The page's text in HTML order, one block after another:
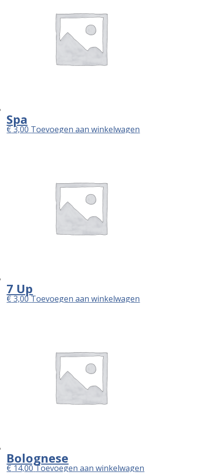
Spa
€3,00 Toevoegen aan winkelwagen
7 Up
€3,00 Toevoegen aan winkelwagen
Bolognese
€14,00 Toevoegen aan winkelwagen